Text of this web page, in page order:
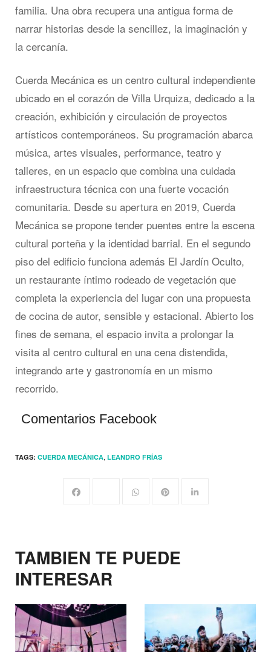
familia. Una obra recupera una antigua forma de
narrar historias desde la sencillez, la imaginación y
la cercanía.
Cuerda Mecánica es un centro cultural independiente
ubicado en el corazón de Villa Urquiza, dedicado a la
creación, exhibición y circulación de proyectos
artísticos contemporáneos. Su programación abarca
música, artes visuales, performance, teatro y
talleres, en un espacio que combina una cuidada
infraestructura técnica con una fuerte vocación
comunitaria. Desde su apertura en 2019, Cuerda
Mecánica se propone tender puentes entre la escena
cultural porteña y la identidad barrial. En el segundo
piso del edificio funciona además El Jardín Oculto,
un restaurante íntimo rodeado de vegetación que
completa la experiencia del lugar con una propuesta
de cocina de autor, sensible y estacional. Abierto los
fines de semana, el espacio invita a prolongar la
visita al centro cultural en una cena distendida,
integrando arte y gastronomía en un mismo
recorrido.
Comentarios Facebook
TAGS: CUERDA MECÁNICA, LEANDRO FRÍAS
TAMBIEN TE PUEDE
INTERESAR